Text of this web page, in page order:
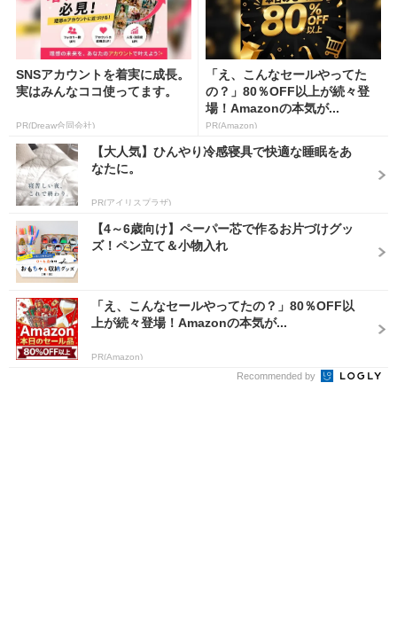
SNSアカウントを着実に成長。
実はみんなココ使ってます。
PR(Dreaw合同会社)
「え、こんなセールやってた
の？」80％OFF以上が続々登
場！Amazonの本気が...
PR(Amazon)
【大人気】ひんやり冷感寝具で快適な睡眠をあ
なたに。
PR(アイリスプラザ)
【4～6歳向け】ペーパー芯で作るお片づけグッ
ズ！ペン立て＆小物入れ
「え、こんなセールやってたの？」80％OFF以
上が続々登場！Amazonの本気が...
PR(Amazon)
Recommended by